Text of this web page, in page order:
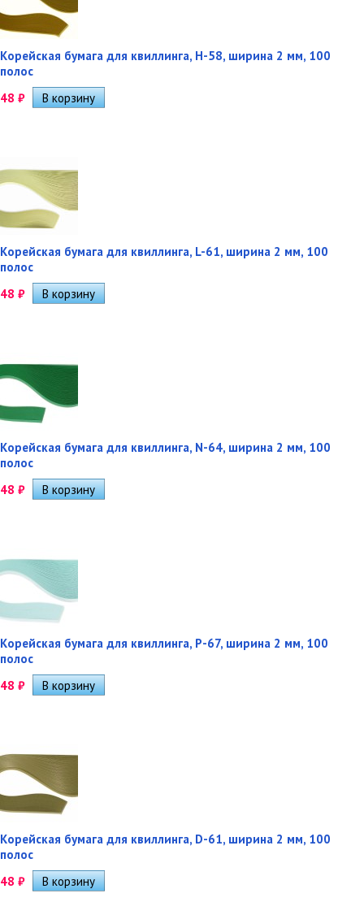
Корейская бумага для квиллинга, H-58, ширина 2 мм, 100
полос
48 ₽
Корейская бумага для квиллинга, L-61, ширина 2 мм, 100
полос
48 ₽
Корейская бумага для квиллинга, N-64, ширина 2 мм, 100
полос
48 ₽
Корейская бумага для квиллинга, P-67, ширина 2 мм, 100
полос
48 ₽
Корейская бумага для квиллинга, D-61, ширина 2 мм, 100
полос
48 ₽